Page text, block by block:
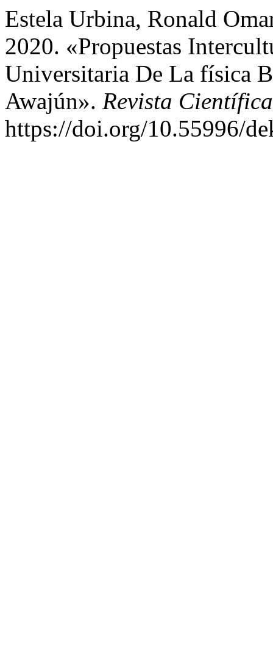
Estela Urbina, Ronald
2020. «Propuestas
Universitaria De La física
Awajún». Revista
https://doi.org/10.55996/